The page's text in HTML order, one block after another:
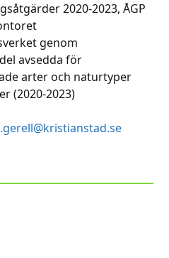
2020-2023, ÅGP
genom
avsedda för
arter och naturtyper
(2020-2023)